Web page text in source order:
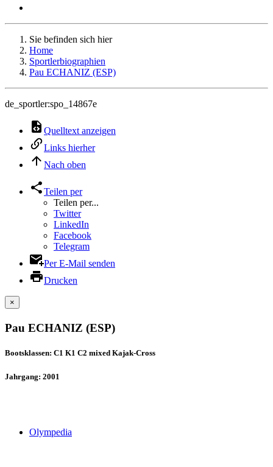
Sie befinden sich hier
Home
Sportlerbiographien
Pau ECHANIZ (ESP)
de_sportler:spo_14867e
Quelltext anzeigen
Links hierher
Nach oben
Teilen per
Teilen per...
Twitter
LinkedIn
Facebook
Telegram
Per E-Mail senden
Drucken
×
Pau ECHANIZ (ESP)
Bootsklassen: C1 K1 C2 mixed Kajak-Cross
Jahrgang: 2001
Olympedia